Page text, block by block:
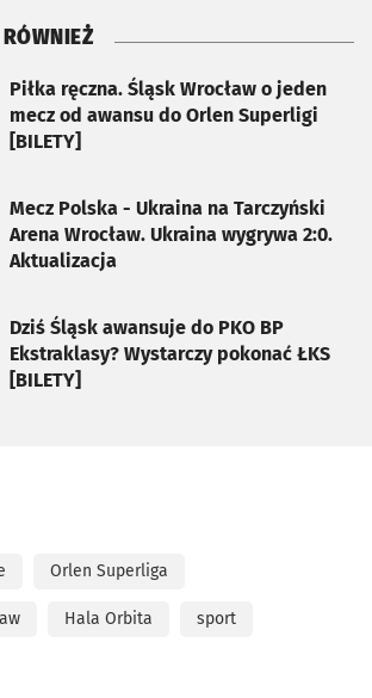
Piłka ręczna. Śląsk Wrocław o jeden
mecz od awansu do Orlen Superligi
[BILETY]
karcie
Mecz Polska - Ukraina na Tarczyński
Arena Wrocław. Ukraina wygrywa 2:0.
Aktualizacja
karcie
Dziś Śląsk awansuje do PKO BP
Ekstraklasy? Wystarczy pokonać ŁKS
[BILETY]
karcie
Orlen Superliga
Hala Orbita sport